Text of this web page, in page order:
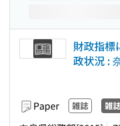
財政指標
政状況 :
Paper 雑誌 雑